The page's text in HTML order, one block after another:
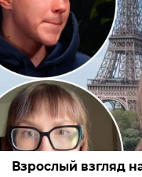
Взрослый взгляд